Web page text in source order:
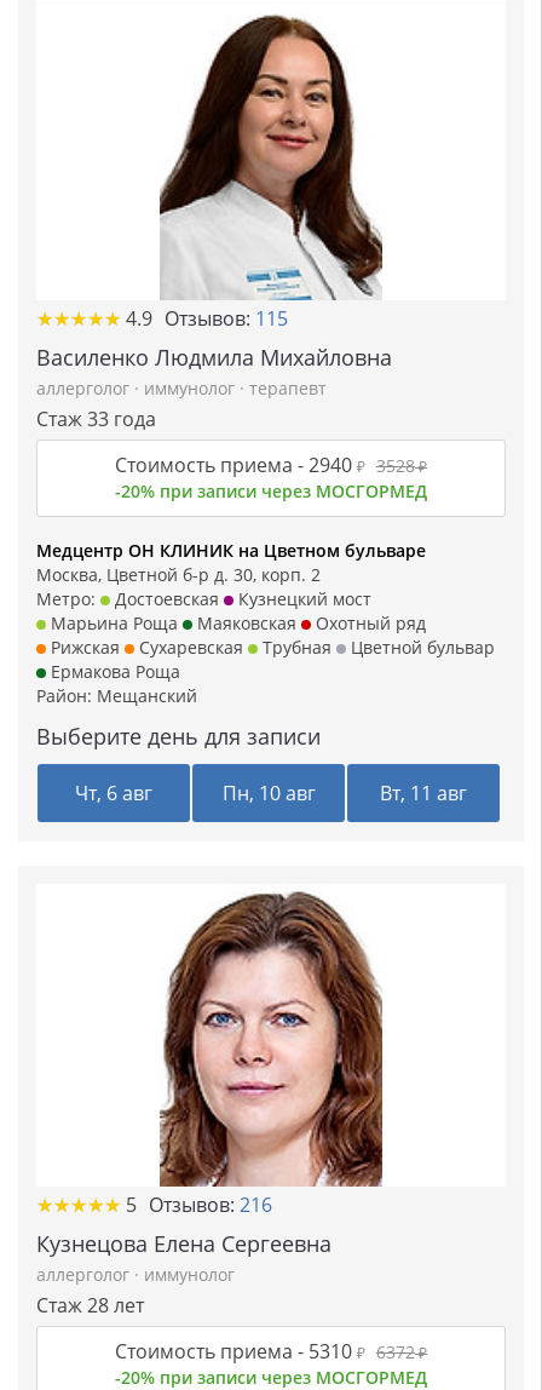
★★★★★
★★★★★ 4.9 Отзывов: 115
Василенко Людмила Михайловна
аллерголог · иммунолог · терапевт
Стаж 33 года
Стоимость приема -2940 ₽ 3528₽
-20% при записи через МОСГОРМЕД
Медцентр ОН КЛИНИК на Цветном бульваре
Москва, Цветной б-р д. 30, корп. 2
Метро:
Достоевская
Кузнецкий мост
Марьина Роща
Маяковская
Охотный ряд
Рижская
Сухаревская Трубная
Цветной бульвар
Ермакова Роща
Район: Мещанский
Выберите день для записи
Чт, 6 авг Пн, 10 авг Вт, 11 авг
★★★★★
★★★★★ 5 Отзывов: 216
Кузнецова Елена Сергеевна
аллерголог · иммунолог
Стаж 28 лет
Стоимость приема - 5310 ₽ 6372₽
-20% при записи через МОСГОРМЕД